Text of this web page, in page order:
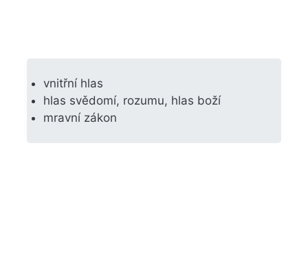
vnitřní hlas
hlas svědomí, rozumu, hlas boží
mravní zákon